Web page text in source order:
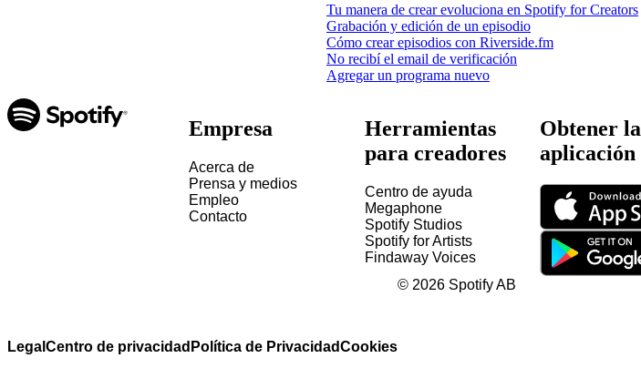
Tu manera de crear evoluciona en Spotify for Creators
Grabación y edición de un episodio
Cómo crear episodios con Riverside.fm
No recibí el email de verificación
Agregar un programa nuevo
Empresa
Acerca de
Prensa y medios
Empleo
Contacto
Herramientas
para creadores
Centro de ayuda
Megaphone
Spotify Studios
Spotify for Artists
Findaway Voices
Obtener la
aplicación
Legal Centro de privacidad Política de PrivacidadCookies
© 2026 Spotify AB